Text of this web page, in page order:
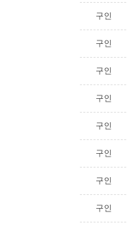
구인
구인
구인
구인
구인
구인
구인
구인